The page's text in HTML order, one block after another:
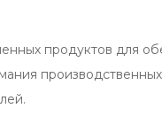
продуктов для